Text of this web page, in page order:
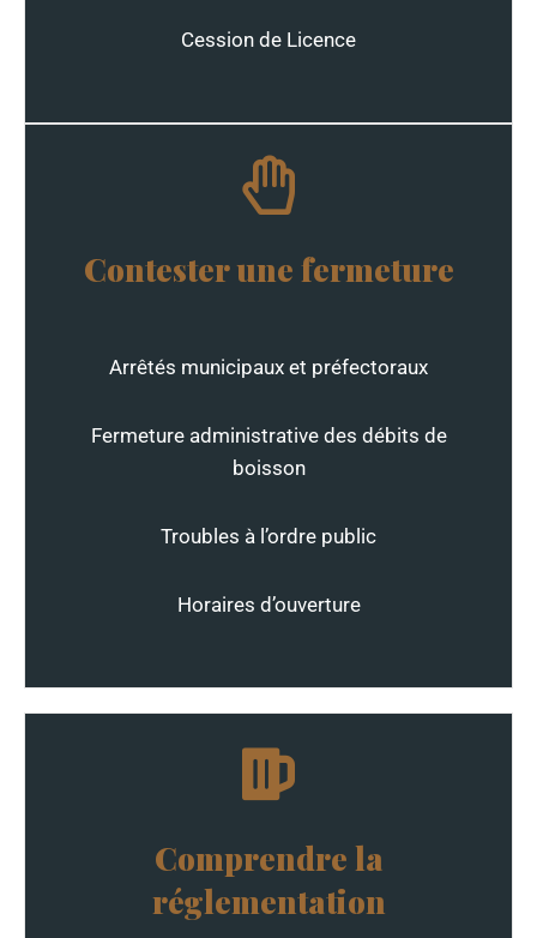
Cession de Licence
Contester une fermeture
Arrêtés municipaux et préfectoraux
Fermeture administrative des débits de
boisson
Troubles à l’ordre public
Horaires d’ouverture
Comprendre la
réglementation